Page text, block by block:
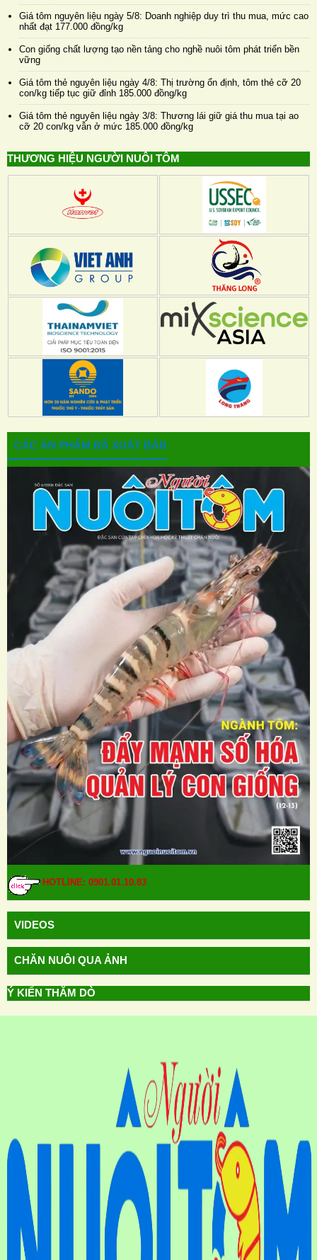
Giá tôm nguyên liệu ngày 5/8: Doanh nghiệp duy trì thu mua, mức cao
nhất đạt 177.000 đồng/kg
Con giống chất lượng tạo nền tảng cho nghề nuôi tôm phát triển bền
vững
Giá tôm thẻ nguyên liệu ngày 4/8: Thị trường ổn định, tôm thẻ cỡ 20
con/kg tiếp tục giữ đỉnh 185.000 đồng/kg
Giá tôm thẻ nguyên liệu ngày 3/8: Thương lái giữ giá thu mua tại ao
cỡ 20 con/kg vẫn ở mức 185.000 đồng/kg
THƯƠNG HIỆU NGƯỜI NUÔI TÔM
CÁC ẤN PHẨM ĐÃ XUẤT BẢN
HOTLINE: 0901.01.10.83
VIDEOS
CHĂN NUÔI QUA ẢNH
Ý KIẾN THĂM DÒ